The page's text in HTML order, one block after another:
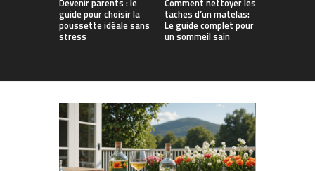
guide pour choisir la
poussette idéale sans
stress
taches d’un matelas:
Le guide complet pour
un sommeil sain